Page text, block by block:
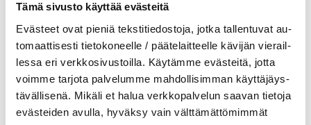
Tämä si­vus­to käyt­tää eväs­tei­tä
Eväs­teet ovat pie­niä teks­ti­tie­dos­to­ja, jotka tal­len­tu­vat au­
to­maat­ti­ses­ti tie­to­ko­neel­le / pää­te­lait­teel­le kä­vi­jän vie­rail­
les­sa eri verk­ko­si­vus­toil­la. Käy­täm­me eväs­tei­tä, jotta
voim­me tar­jo­ta pal­ve­lum­me mah­dol­li­sim­man käyt­tä­jäys­
tä­väl­li­se­nä. Mi­kä­li et halua verk­ko­pal­ve­lun saa­van tie­to­ja
eväs­tei­den avul­la, hy­väk­sy vain vält­tä­mät­tö­mim­mät